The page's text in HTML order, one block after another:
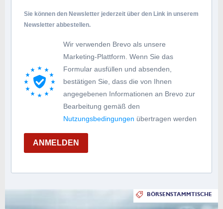
Sie können den Newsletter jederzeit über den Link in unserem
Newsletter abbestellen.
Wir verwenden Brevo als unsere
Marketing-Plattform. Wenn Sie das
Formular ausfüllen und absenden,
bestätigen Sie, dass die von Ihnen
angegebenen Informationen an Brevo zur
Bearbeitung gemäß den
Nutzungsbedingungen übertragen werden
ANMELDEN
BÖRSENSTAMMTISCHE